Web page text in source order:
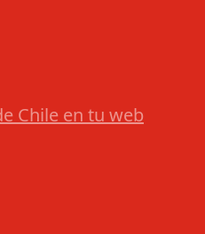
Chile en tu web